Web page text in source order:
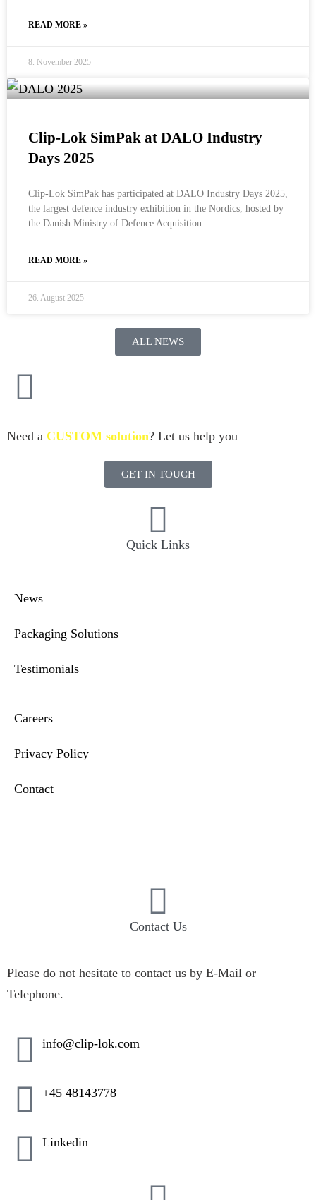
READ MORE »
8. November 2025
Clip-Lok SimPak at DALO Industry
Days 2025
Clip-Lok SimPak has participated at DALO Industry Days 2025,
the largest defence industry exhibition in the Nordics, hosted by
the Danish Ministry of Defence Acquisition
READ MORE »
26. August 2025
ALL NEWS
Need a CUSTOM solution? Let us help you
GET IN TOUCH
Quick Links
News
Packaging Solutions
Testimonials
Careers
Privacy Policy
Contact
Contact Us
Please do not hesitate to contact us by E-Mail or
Telephone.
info@clip-lok.com
+45 48143778
Linkedin